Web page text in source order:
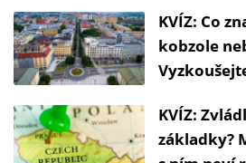
KVÍZ: Co
kobzole
KVÍZ:
základky?